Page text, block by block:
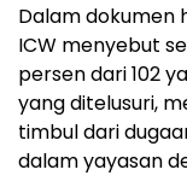
Dalam dokumen
ICW menyebut
persen dari 102
yang ditelusuri,
timbul dari
dalam yayasan